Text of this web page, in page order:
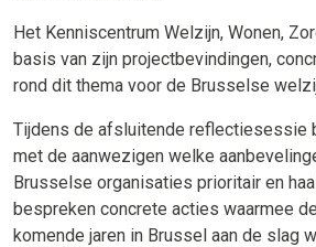
Het Kenniscentrum Welzijn, Wonen,
basis van zijn projectbevindingen,
rond dit thema voor de Brusselse
Tijdens de afsluitende reflectiesessie
met de aanwezigen welke
Brusselse organisaties prioritair en
bespreken concrete acties waarmee
komende jaren in Brussel aan de slag